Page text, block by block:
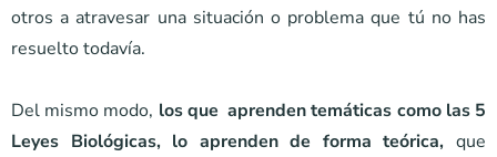
otros a atravesar una situación o problema que tú no has
resuelto todavía.
Del mismo modo, los que aprenden temáticas como las 5
Leyes Biológicas, lo aprenden de forma teórica, que